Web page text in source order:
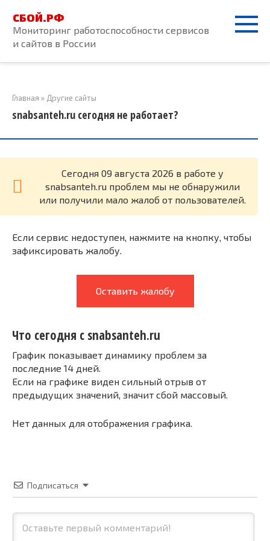
контенту
СБОЙ.РФ
Мониторинг работоспособности сервисов
и сайтов в России
Главная » Другие сайты
snabsanteh.ru сегодня не работает?
Cегодня 09 августа 2026 в работе у
snabsanteh.ru проблем мы не обнаружили
или получили мало жалоб от пользователей.
Если сервис недоступен, нажмите на кнопку, чтобы
зафиксировать жалобу.
Оставить жалобу
Что сегодня с snabsanteh.ru
График показывает динамику проблем за
последние 14 дней.
Если на графике виден сильный отрыв от
предыдущих значений, значит сбой массовый.
Нет данных для отображения графика.
Подписаться